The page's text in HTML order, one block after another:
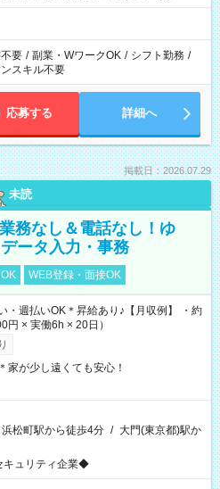
があります
要 / 副業・WワークOK / シフト勤務 /
スキル不要
応募する 詳細へ
掲載日：2026.07.29
未読
務なし＆電話なし！ゆ
ータ入力・事務
WEB登録・面接OK
週払いOK＊昇給あり♪【月収例】 ・約
× 実働6h × 20日）
が少し遠くても安心！
浜松町駅から徒歩4分 / 大門(東京都)駅か
ュリティ企業◆